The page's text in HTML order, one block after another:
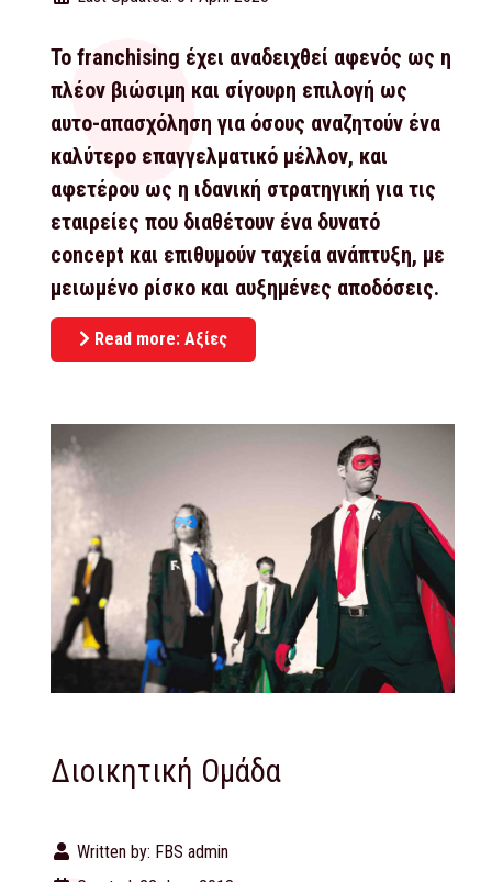
Το franchising έχει αναδειχθεί αφενός ως η
πλέον βιώσιμη και σίγουρη επιλογή ως
αυτο-απασχόληση για όσους αναζητούν ένα
καλύτερο επαγγελματικό μέλλον, και
αφετέρου ως η ιδανική στρατηγική για τις
εταιρείες που διαθέτουν ένα δυνατό
concept και επιθυμούν ταχεία ανάπτυξη, με
μειωμένο ρίσκο και αυξημένες αποδόσεις.
Read more: Αξίες
Διοικητική Ομάδα
Written by: FBS admin